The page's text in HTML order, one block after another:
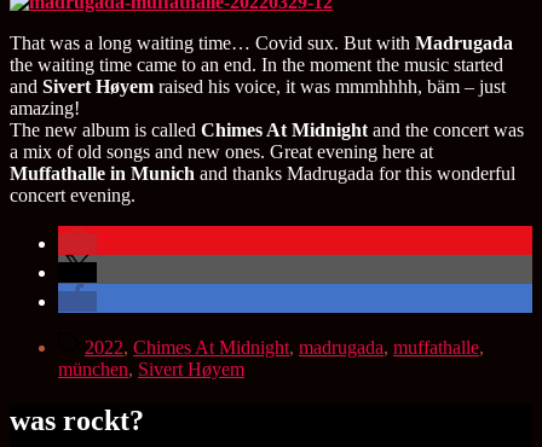
That was a long waiting time… Covid sux. But with Madrugada
the waiting time came to an end. In the moment the music started
and Sivert Høyem raised his voice, it was mmmhhhh, bäm – just
amazing!
The new album is called Chimes At Midnight and the concert was
a mix of old songs and new ones. Great evening here at
Muffathalle in Munich and thanks Madrugada for this wonderful
concert evening.
Schlagwörter
2022, Chimes At Midnight, madrugada, muffathalle,
münchen, Sivert Høyem
was rockt?